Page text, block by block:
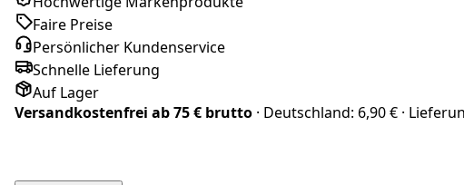
Faire Preise
Persönlicher Kundenservice
Schnelle Lieferung
Auf Lager
Versandkostenfrei ab75 € brutto · Deutschland: 6,90 € ·